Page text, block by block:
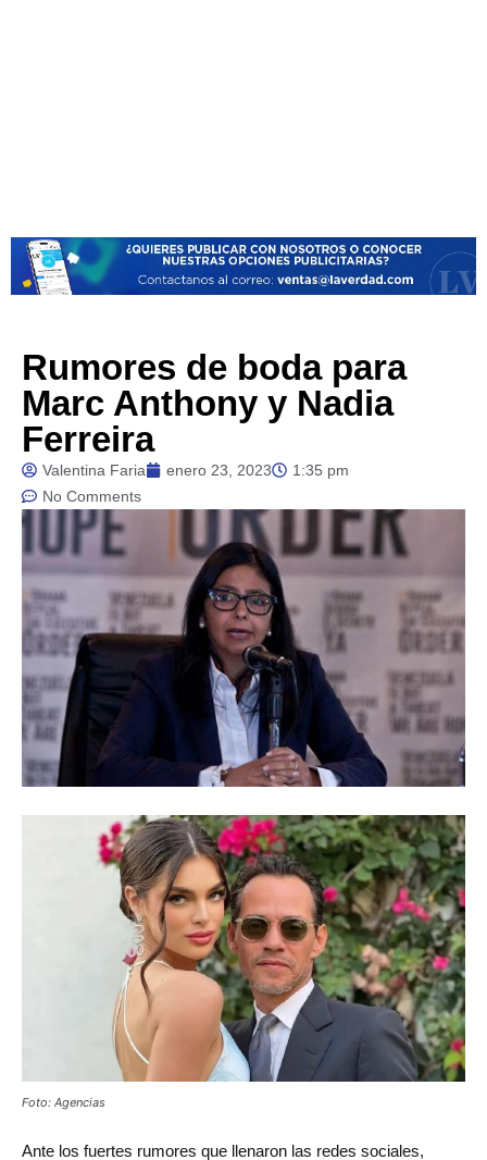
Rumores de boda para
Marc Anthony y Nadia
Ferreira
Valentina Faria enero 23, 2023
1:35 pm
No Comments
Foto: Agencias
Ante los fuertes rumores que llenaron las redes sociales,